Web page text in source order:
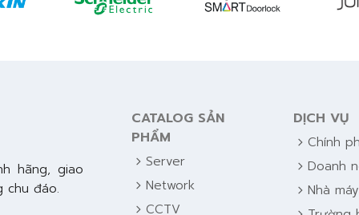
hãng, giao
chu đáo.
CATALOG SẢN
PHẨM
chevron_rightServer
chevron_rightNetwork
chevron_rightCCTV
DỊCH VỤ
chevron_rightChính
chevron_rightDoanh
chevron_rightNhà máy